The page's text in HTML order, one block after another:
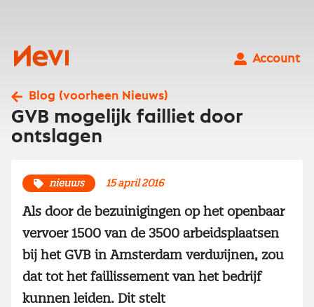
Nevi
Account
Blog (voorheen Nieuws)
GVB mogelijk failliet door
ontslagen
nieuws 15 april 2016
Als door de bezuinigingen op het openbaar
vervoer 1500 van de 3500 arbeidsplaatsen
bij het GVB in Amsterdam verdwijnen, zou
dat tot het faillissement van het bedrijf
kunnen leiden. Dit stelt